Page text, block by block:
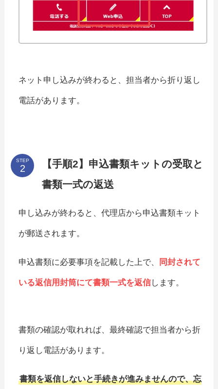
ネット申し込みが終わると、担当者から折り返し
電話があります。
STEP
【手順2】申込書類キットの受取と
書類一式の返送
申し込みが終わると、代理店から申込書類キット
が郵送されます。
申込書類に必要事項を記載した上で、 同封されて
いる返信用封筒にて書類一式を返信します。
書類の確認が取れれば、最終確認で担当者から折
り返し電話があります。
書類を返信しないと手続きが進みませんので、忘